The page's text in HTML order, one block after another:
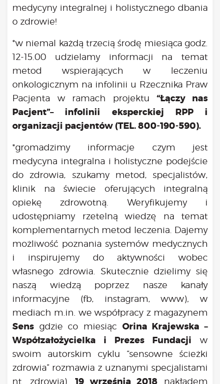
medycyny integralnej i holistycznego dbania
o zdrowie!
*w niemal każdą trzecią środę miesiąca godz.
12-15.00 udzielamy informacji na temat
metod wspierających w leczeniu
onkologicznym na infolinii u Rzecznika Praw
Pacjenta w ramach projektu“Łączy nas
Pacjent”– infolinii eksperckiej RPP i
organizacji pacjentów (TEL. 800-190-590).
*gromadzimy informacje czym jest
medycyna integralna i holistyczne podejście
do zdrowia, szukamy metod, specjalistów,
klinik na świecie oferujących integralną
opiekę zdrowotną. Weryfikujemy i
udostępniamy rzetelną wiedzę na temat
komplementarnych metod leczenia. Dajemy
możliwość poznania systemów medycznych
i inspirujemy do aktywności wobec
własnego zdrowia. Skutecznie dzielimy się
naszą wiedzą poprzez nasze kanały
informacyjne (fb, instagram, www), w
mediach m.in. we współpracy z magazynem
Sens gdzie co miesiąc Orina Krajewska –
Współzałożycielka i Prezes Fundacji w
swoim autorskim cyklu “sensowne ścieżki
zdrowia” rozmawia z uznanymi specjalistami
nt. zdrowia).19 września 2018 nakładem